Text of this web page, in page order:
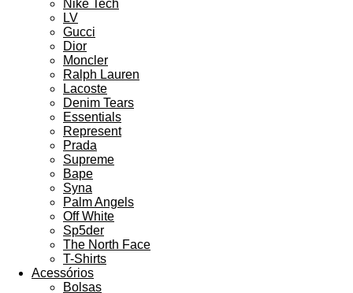
Nike Tech
LV
Gucci
Dior
Moncler
Ralph Lauren
Lacoste
Denim Tears
Essentials
Represent
Prada
Supreme
Bape
Syna
Palm Angels
Off White
Sp5der
The North Face
T-Shirts
Acessórios
Bolsas